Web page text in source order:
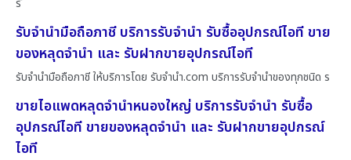
รั
รับจำนำมือถือภาชี บริการรับจำนำ รับซื้ออุปกรณ์ไอที ขาย
ของหลุดจำนำ และ รับฝากขายอุปกรณ์ไอที
รับจำนำมือถือภาชี ให้บริการโดย รับจํานํา.com บริการรับจำนำของทุกชนิด ร
ขายไอแพดหลุดจำนำหนองใหญ่ บริการรับจำนำ รับซื้อ
อุปกรณ์ไอที ขายของหลุดจำนำ และ รับฝากขายอุปกรณ์
ไอที